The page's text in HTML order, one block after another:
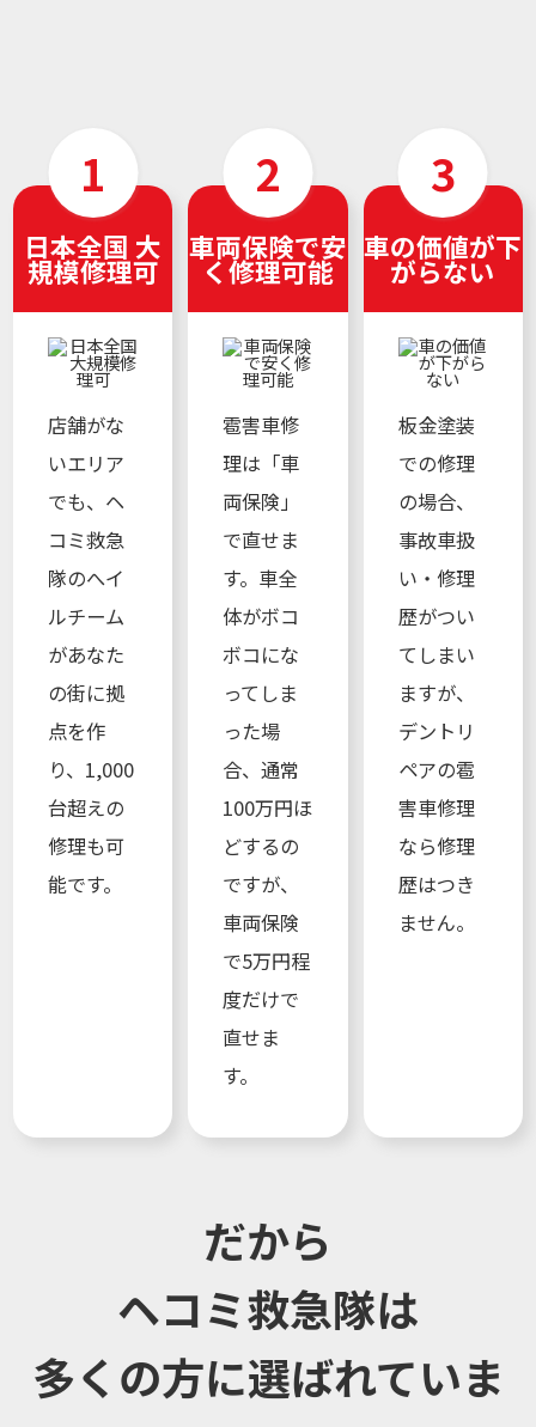
日本全国 大
規模修理可
店舗がな
いエリア
でも、ヘ
コミ救急
隊のへイ
ルチーム
があなた
の街に拠
点を作
り、1,000
台超えの
修理も可
能です。
車両保険で安
く修理可能
雹害車修
理は「車
両保険」
で直せま
す。車全
体がボコ
ボコにな
ってしま
った場
合、通常
100万円ほ
どするの
ですが、
車両保険
で5万円程
度だけで
直せま
す。
車の価値が下
がらない
板金塗装
での修理
の場合、
事故車扱
い・修理
歴がつい
てしまい
ますが、
デントリ
ペアの雹
害車修理
なら修理
歴はつき
ません。
だから
ヘコミ救急隊は
多くの方に選ばれていま